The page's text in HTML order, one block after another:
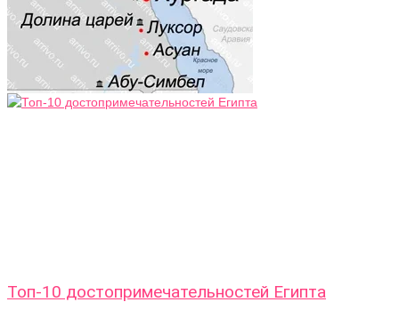
Топ-10 достопримечательностей Египта